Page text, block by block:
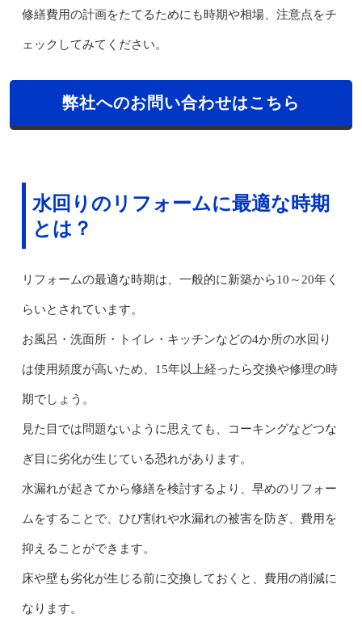
修繕費用の計画をたてるためにも時期や相場、注意点をチ
ェックしてみてください。
弊社へのお問い合わせはこちら
水回りのリフォームに最適な時期
とは？
リフォームの最適な時期は、一般的に新築から10～20年く
らいとされています。
お風呂・洗面所・トイレ・キッチンなどの4か所の水回り
は使用頻度が高いため、15年以上経ったら交換や修理の時
期でしょう。
見た目では問題ないように思えても、コーキングなどつな
ぎ目に劣化が生じている恐れがあります。
水漏れが起きてから修繕を検討するより、早めのリフォー
ムをすることで、ひび割れや水漏れの被害を防ぎ、費用を
抑えることができます。
床や壁も劣化が生じる前に交換しておくと、費用の削減に
なります。